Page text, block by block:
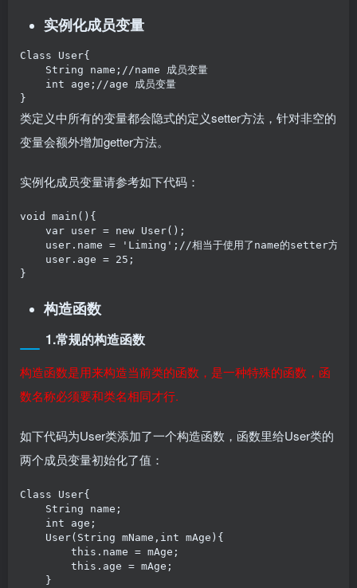
实例化成员变量
Class User{
    String name;//name 成员变量
    int age;//age 成员变量
}
类定义中所有的变量都会隐式的定义setter方法，针对非空的
变量会额外增加getter方法。
实例化成员变量请参考如下代码：
void main(){
    var user = new User();
    user.name = 'Liming';//相当于使用了name的setter方法
    user.age = 25;
}
构造函数
1.常规的构造函数
构造函数是用来构造当前类的函数，是一种特殊的函数，函
数名称必须要和类名相同才行.
如下代码为User类添加了一个构造函数，函数里给User类的
两个成员变量初始化了值：
Class User{
    String name;
    int age;
    User(String mName,int mAge){
        this.name = mAge;
        this.age = mAge;
    }